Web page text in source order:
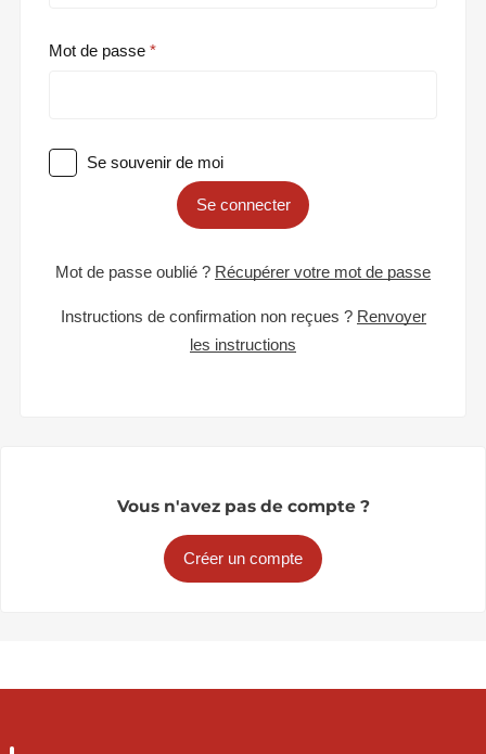
Mot de passe
Se souvenir de moi
Se connecter
Mot de passe oublié ? Récupérer votre mot de passe
Instructions de confirmation non reçues ? Renvoyer
les instructions
Vous n'avez pas de compte ?
Créer un compte